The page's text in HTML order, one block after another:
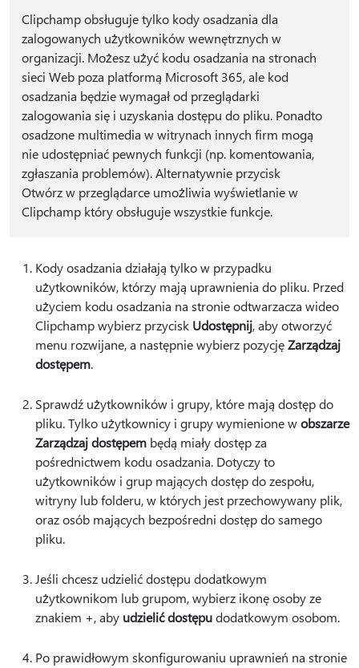
Clipchamp obsługuje tylko kody osadzania dla
zalogowanych użytkowników wewnętrznych w
organizacji. Możesz użyć kodu osadzania na stronach
sieci Web poza platformą Microsoft 365, ale kod
osadzania będzie wymagał od przeglądarki
zalogowania się i uzyskania dostępu do pliku. Ponadto
osadzone multimedia w witrynach innych firm mogą
nie udostępniać pewnych funkcji (np. komentowania,
zgłaszania problemów). Alternatywnie przycisk
Otwórz w przeglądarce umożliwia wyświetlanie w
Clipchamp który obsługuje wszystkie funkcje.
Kody osadzania działają tylko w przypadku
użytkowników, którzy mają uprawnienia do pliku. Przed
użyciem kodu osadzania na stronie odtwarzacza wideo
Clipchamp wybierz przycisk Udostępnij, aby otworzyć
menu rozwijane, a następnie wybierz pozycjęZarządzaj
dostępem.
Sprawdź użytkowników i grupy, które mają dostęp do
pliku. Tylko użytkownicy i grupy wymienione wobszarze
Zarządzaj dostępem będą miały dostęp za
pośrednictwem kodu osadzania. Dotyczy to
użytkowników i grup mających dostęp do zespołu,
witryny lub folderu, w których jest przechowywany plik,
oraz osób mających bezpośredni dostęp do samego
pliku.
Jeśli chcesz udzielić dostępu dodatkowym
użytkownikom lub grupom, wybierz ikonę osoby ze
znakiem +, aby udzielić dostępudodatkowym osobom.
Po prawidłowym skonfigurowaniu uprawnień na stronie